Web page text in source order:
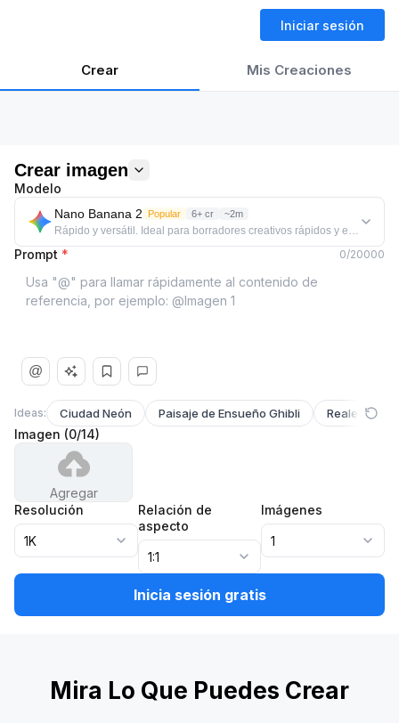
Iniciar sesión
Crear Mis Creaciones
Crear imagen
Modelo
Nano Banana 2 Popular 6+ cr ~2m
Rápido y versátil. Ideal para borradores creativos rápidos y explorar
Prompt * 0/20000
@
Ideas: Ciudad Neón Paisaje de Ensueño Ghibli Realeza de
Imagen (0/14)
Agregar
Resolución
1K
Relación de
aspecto
1:1
Imágenes
1
Inicia sesión gratis
Mira Lo Que Puedes Crear